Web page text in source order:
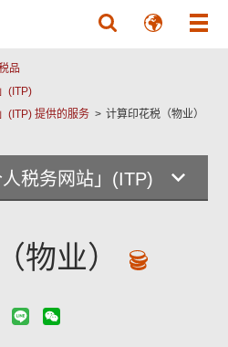
品
(ITP)
(ITP) 提供的服务
计算印花税（物业）
人税务网站」(ITP)
物业）